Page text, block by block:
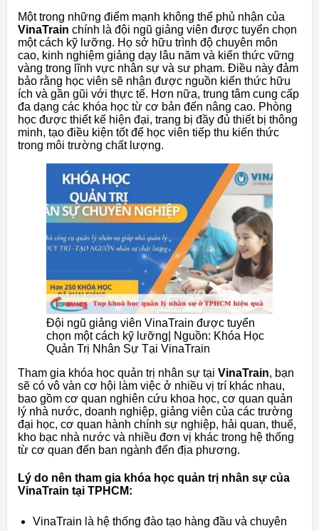
Một trong những điểm mạnh không thể phủ nhận của
VinaTrain chính là đội ngũ giảng viên được tuyển chọn
một cách kỹ lưỡng. Họ sở hữu trình độ chuyên môn
cao, kinh nghiệm giảng dạy lâu năm và kiến thức vững
vàng trong lĩnh vực nhân sự và sư phạm. Điều này đảm
bảo rằng học viên sẽ nhận được nguồn kiến thức hữu
ích và gần gũi với thực tế. Hơn nữa, trung tâm cung cấp
đa dạng các khóa học từ cơ bản đến nâng cao. Phòng
học được thiết kế hiện đại, trang bị đầy đủ thiết bị thông
minh, tạo điều kiện tốt để học viên tiếp thu kiến thức
trong môi trường chất lượng.
Đội ngũ giảng viên VinaTrain được tuyển
chọn một cách kỹ lưỡng| Nguồn: Khóa Học
Quản Trị Nhân Sự Tại VinaTrain
Tham gia khóa học quản trị nhân sự tại VinaTrain, bạn
sẽ có vô vàn cơ hội làm việc ở nhiều vị trí khác nhau,
bao gồm cơ quan nghiên cứu khoa học, cơ quan quản
lý nhà nước, doanh nghiệp, giảng viên của các trường
đại học, cơ quan hành chính sự nghiệp, hải quan, thuế,
kho bạc nhà nước và nhiều đơn vị khác trong hệ thống
từ cơ quan đến ban ngành đến địa phương.
Lý do nên tham gia khóa học quản trị nhân sự của
VinaTrain tại TPHCM:
VinaTrain là hệ thống đào tạo hàng đầu và chuyên